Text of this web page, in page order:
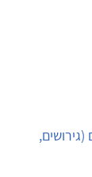
(גירושים,